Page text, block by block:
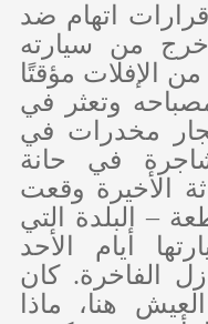
اتهام ضد
من سيارته
الإفلات مؤقتًا
وتعثر في
مخدرات في
في حانة
الأخيرة وقعت
– البلدة التي
أيام الأحد
الفاخرة. كان
هنا، ماذا